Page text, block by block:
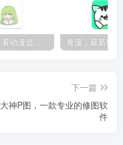
Kazumi，看动漫追番的神器，纯净无广
下一篇
大神P图，一款专业的修图软
件